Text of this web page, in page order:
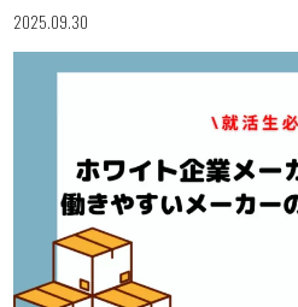
2025.09.30